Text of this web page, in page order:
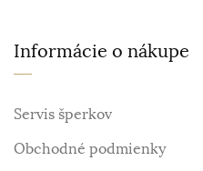
Informácie o nákupe
Servis šperkov
Obchodné podmienky